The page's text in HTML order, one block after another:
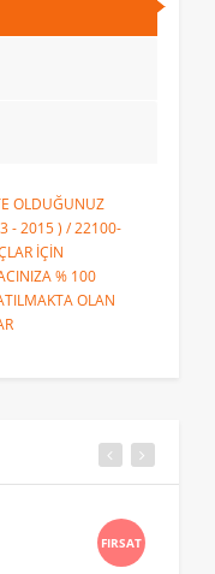
OLDUĞUNUZ
- 2015 ) / 22100-
İÇİN
% 100
OLAN
FIRSAT